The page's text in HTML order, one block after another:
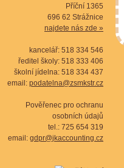
Příční 1365
696 62 Strážnice
najdete nás zde »
kancelář: 518 334 546
ředitel školy: 518 333 406
školní jídelna: 518 334 437
email: podatelna@zsmkstr.cz
Pověřenec pro ochranu
osobních údajů
tel.: 725 654 319
email: gdpr@jkaccounting.cz